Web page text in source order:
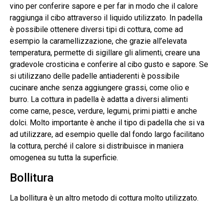
vino per conferire sapore e per far in modo che il calore
raggiunga il cibo attraverso il liquido utilizzato. In padella
è possibile ottenere diversi tipi di cottura, come ad
esempio la caramellizzazione, che grazie all’elevata
temperatura, permette di sigillare gli alimenti, creare una
gradevole crosticina e conferire al cibo gusto e sapore. Se
si utilizzano delle padelle antiaderenti è possibile
cucinare anche senza aggiungere grassi, come olio e
burro. La cottura in padella è adatta a diversi alimenti
come carne, pesce, verdure, legumi, primi piatti e anche
dolci. Molto importante è anche il tipo di padella che si va
ad utilizzare, ad esempio quelle dal fondo largo facilitano
la cottura, perché il calore si distribuisce in maniera
omogenea su tutta la superficie.
Bollitura
La bollitura è un altro metodo di cottura molto utilizzato.